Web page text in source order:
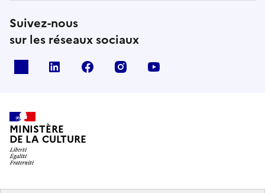
Suivez-nous
sur les réseaux sociaux
linkedin facebook instagram
MINISTÈRE
DE LA CULTURE